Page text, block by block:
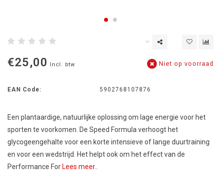
€25,00 Incl. btw Niet op voorraad
EAN Code: 5902768107876
Een plantaardige, natuurlijke oplossing om lage energie voor het
sporten te voorkomen. De Speed Formula verhoogt het
glycogeengehalte voor een korte intensieve of lange duurtraining
en voor een wedstrijd. Het helpt ook om het effect van de
Performance For Lees meer..